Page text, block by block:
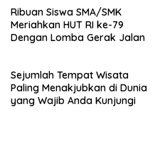
Ribuan Siswa SMA/SMK
Meriahkan HUT RI ke-79
Dengan Lomba Gerak Jalan
Sejumlah Tempat Wisata
Paling Menakjubkan di Dunia
yang Wajib Anda Kunjungi